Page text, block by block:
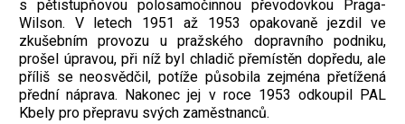
s pětistupňovou polosamočinnou převodovkou Praga-
Wilson. V letech 1951 až 1953 opakovaně jezdil ve
zkušebním provozu u pražského dopravního podniku,
prošel úpravou, při níž byl chladič přemístěn dopředu, ale
příliš se neosvědčil, potíže působila zejména přetížená
přední náprava. Nakonec jej v roce 1953 odkoupil PAL
Kbely pro přepravu svých zaměstnanců.